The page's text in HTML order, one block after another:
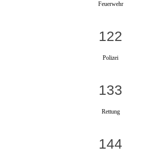
Feuerwehr
122
Polizei
133
Rettung
144